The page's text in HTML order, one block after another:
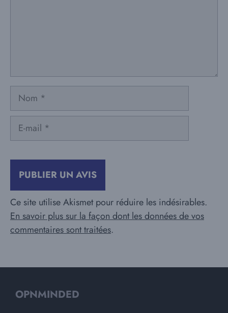
Nom
mail
Ce site utilise Akismet pour réduire les indésirables.
En savoir plus sur la façon dont les données de vos
commentaires sont traitées.
OPNMINDED